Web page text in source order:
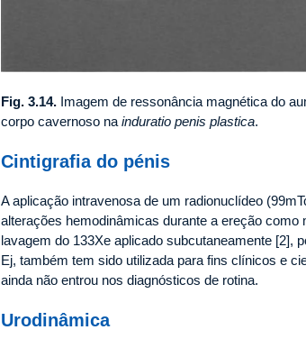
Fig. 3.14. Imagem de ressonância magnética do
corpo cavernoso na induratio penis plastica.
Cintigrafia do pénis
A aplicação intravenosa de um radionuclídeo
alterações hemodinâmicas durante a ereção
lavagem do 133Xe aplicado subcutaneamente [2],
Ej, também tem sido utilizada para fins clínicos e
ainda não entrou nos diagnósticos de rotina.
Urodinâmica